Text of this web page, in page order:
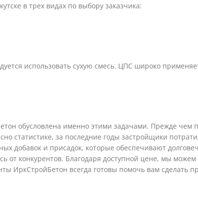
в трех видах по выбору заказчика:
использовать сухую смесь. ЦПС широко
обусловлена именно этими задачами. Прежде чем
статистике, за последние годы застройщики
добавок и присадок, которые обеспечивают
от конкурентов. Благодаря доступной цене, мы
ИркСтройБетон всегда готовы помочь вам сделать